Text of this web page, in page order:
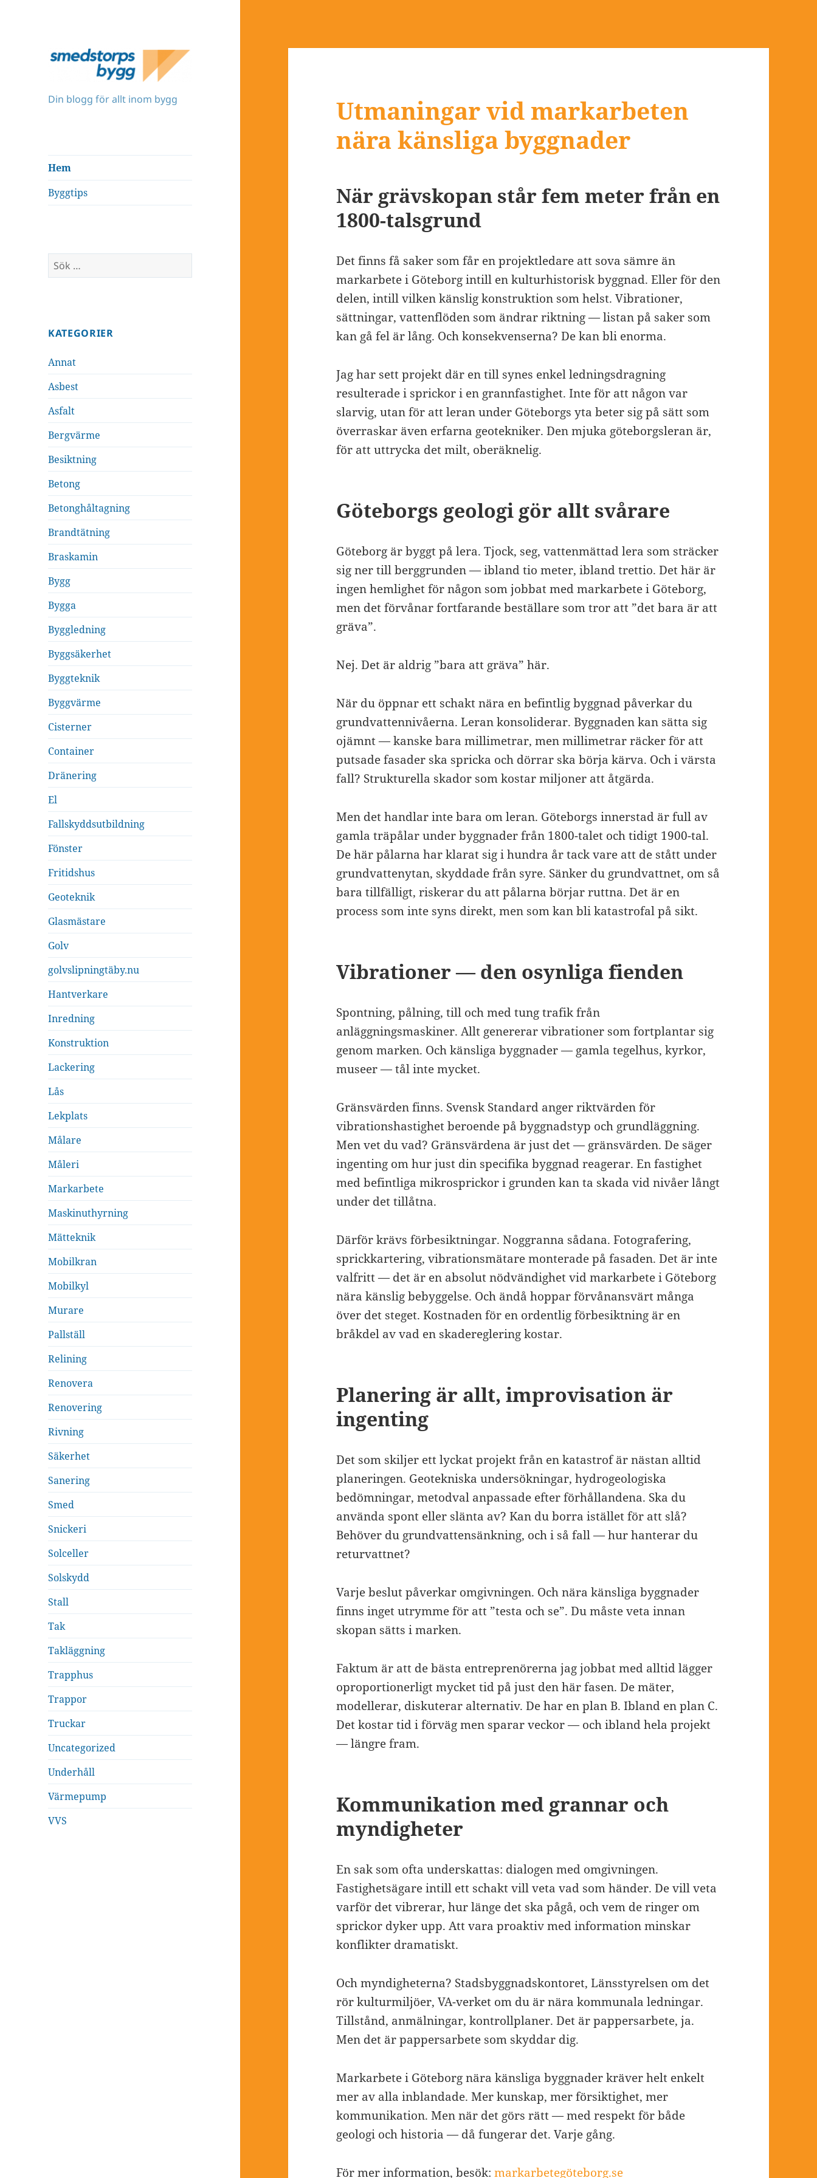
Din blogg för allt inom bygg
Hem
Byggtips
Sök
efter:
KATEGORIER
Annat
Asbest
Asfalt
Bergvärme
Besiktning
Betong
Betonghåltagning
Brandtätning
Braskamin
Bygg
Bygga
Byggledning
Byggsäkerhet
Byggteknik
Byggvärme
Cisterner
Container
Dränering
El
Fallskyddsutbildning
Fönster
Fritidshus
Geoteknik
Glasmästare
Golv
golvslipningtäby.nu
Hantverkare
Inredning
Konstruktion
Lackering
Lås
Lekplats
Målare
Måleri
Markarbete
Maskinuthyrning
Mätteknik
Mobilkran
Mobilkyl
Murare
Pallställ
Relining
Renovera
Renovering
Rivning
Säkerhet
Sanering
Smed
Snickeri
Solceller
Solskydd
Stall
Tak
Takläggning
Trapphus
Trappor
Truckar
Uncategorized
Underhåll
Värmepump
VVS
Utmaningar vid markarbeten
nära känsliga byggnader
När grävskopan står fem meter från en
1800-talsgrund
Det finns få saker som får en projektledare att sova sämre än
markarbete i Göteborg intill en kulturhistorisk byggnad. Eller för den
delen, intill vilken känslig konstruktion som helst. Vibrationer,
sättningar, vattenflöden som ändrar riktning — listan på saker som
kan gå fel är lång. Och konsekvenserna? De kan bli enorma.
Jag har sett projekt där en till synes enkel ledningsdragning
resulterade i sprickor i en grannfastighet. Inte för att någon var
slarvig, utan för att leran under Göteborgs yta beter sig på sätt som
överraskar även erfarna geotekniker. Den mjuka göteborgsleran är,
för att uttrycka det milt, oberäknelig.
Göteborgs geologi gör allt svårare
Göteborg är byggt på lera. Tjock, seg, vattenmättad lera som sträcker
sig ner till berggrunden — ibland tio meter, ibland trettio. Det här är
ingen hemlighet för någon som jobbat med markarbete i Göteborg,
men det förvånar fortfarande beställare som tror att ”det bara är att
gräva”.
Nej. Det är aldrig ”bara att gräva” här.
När du öppnar ett schakt nära en befintlig byggnad påverkar du
grundvattennivåerna. Leran konsoliderar. Byggnaden kan sätta sig
ojämnt — kanske bara millimetrar, men millimetrar räcker för att
putsade fasader ska spricka och dörrar ska börja kärva. Och i värsta
fall? Strukturella skador som kostar miljoner att åtgärda.
Men det handlar inte bara om leran. Göteborgs innerstad är full av
gamla träpålar under byggnader från 1800-talet och tidigt 1900-tal.
De här pålarna har klarat sig i hundra år tack vare att de stått under
grundvattenytan, skyddade från syre. Sänker du grundvattnet, om så
bara tillfälligt, riskerar du att pålarna börjar ruttna. Det är en
process som inte syns direkt, men som kan bli katastrofal på sikt.
Vibrationer — den osynliga fienden
Spontning, pålning, till och med tung trafik från
anläggningsmaskiner. Allt genererar vibrationer som fortplantar sig
genom marken. Och känsliga byggnader — gamla tegelhus, kyrkor,
museer — tål inte mycket.
Gränsvärden finns. Svensk Standard anger riktvärden för
vibrationshastighet beroende på byggnadstyp och grundläggning.
Men vet du vad? Gränsvärdena är just det — gränsvärden. De säger
ingenting om hur just din specifika byggnad reagerar. En fastighet
med befintliga mikrosprickor i grunden kan ta skada vid nivåer långt
under det tillåtna.
Därför krävs förbesiktningar. Noggranna sådana. Fotografering,
sprickkartering, vibrationsmätare monterade på fasaden. Det är inte
valfritt — det är en absolut nödvändighet vid markarbete i Göteborg
nära känslig bebyggelse. Och ändå hoppar förvånansvärt många
över det steget. Kostnaden för en ordentlig förbesiktning är en
bråkdel av vad en skadereglering kostar.
Planering är allt, improvisation är
ingenting
Det som skiljer ett lyckat projekt från en katastrof är nästan alltid
planeringen. Geotekniska undersökningar, hydrogeologiska
bedömningar, metodval anpassade efter förhållandena. Ska du
använda spont eller slänta av? Kan du borra istället för att slå?
Behöver du grundvattensänkning, och i så fall — hur hanterar du
returvattnet?
Varje beslut påverkar omgivningen. Och nära känsliga byggnader
finns inget utrymme för att ”testa och se”. Du måste veta innan
skopan sätts i marken.
Faktum är att de bästa entreprenörerna jag jobbat med alltid lägger
oproportionerligt mycket tid på just den här fasen. De mäter,
modellerar, diskuterar alternativ. De har en plan B. Ibland en plan C.
Det kostar tid i förväg men sparar veckor — och ibland hela projekt
— längre fram.
Kommunikation med grannar och
myndigheter
En sak som ofta underskattas: dialogen med omgivningen.
Fastighetsägare intill ett schakt vill veta vad som händer. De vill veta
varför det vibrerar, hur länge det ska pågå, och vem de ringer om
sprickor dyker upp. Att vara proaktiv med information minskar
konflikter dramatiskt.
Och myndigheterna? Stadsbyggnadskontoret, Länsstyrelsen om det
rör kulturmiljöer, VA-verket om du är nära kommunala ledningar.
Tillstånd, anmälningar, kontrollplaner. Det är pappersarbete, ja.
Men det är pappersarbete som skyddar dig.
Markarbete i Göteborg nära känsliga byggnader kräver helt enkelt
mer av alla inblandade. Mer kunskap, mer försiktighet, mer
kommunikation. Men när det görs rätt — med respekt för både
geologi och historia — då fungerar det. Varje gång.
För mer information, besök:markarbetegöteborg.se